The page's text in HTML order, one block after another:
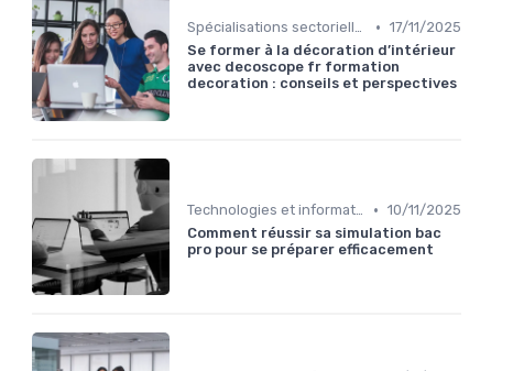
Spécialisations sectorielles • 17/11/2025
Se former à la décoration d’intérieur
avec decoscope fr formation
decoration : conseils et perspectives
Technologies et informatique • 10/11/2025
Comment réussir sa simulation bac
pro pour se préparer efficacement